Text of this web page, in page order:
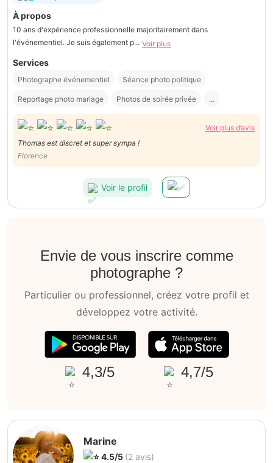
À propos
10 ans d'expérience professionnelle majoritairement dans
l'événementiel. Je suis également p... Voir plus
Services
Photographe événementiel Séance photo politique
Reportage photo mariage Photos de soirée privée ...
Voir plus d’avis
Thomas est discret et super sympa !
Florence
Voir le profil
Envie de vous inscrire comme
photographe ?
Particulier ou professionnel, créez votre profil et
développez votre activité.
4,3/5 4,7/5
Marine
4.5/5 (2 avis)